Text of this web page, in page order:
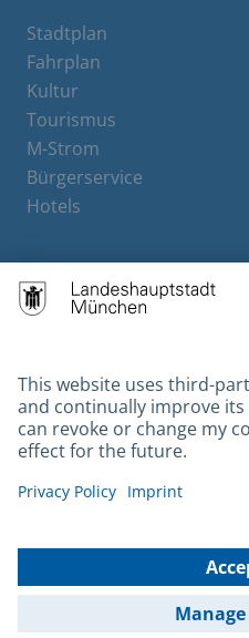
Stadtplan
Fahrplan
Kultur
Tourismus
M-Strom
Bürgerservice
Hotels
Contact
Gebärdensprache
Datenschutz
Kontakt
© 2026 Portal München Betriebs
Landeshauptstadt München und